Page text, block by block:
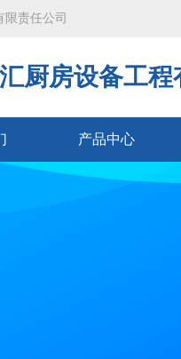
责任公司
厨房设备工程
产品中心